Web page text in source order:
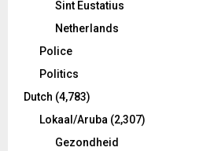
Sint Eustatius
Netherlands
Police
Politics
Dutch (4,783)
Lokaal/Aruba (2,307)
Gezondheid